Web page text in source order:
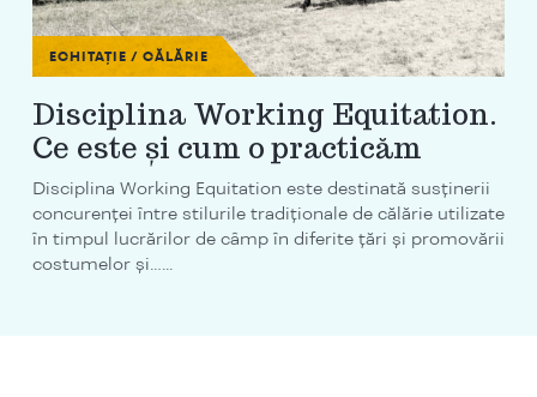
ECHITAȚIE / CĂLĂRIE
Disciplina Working Equitation.
Ce este și cum o practicăm
Disciplina Working Equitation este destinată susținerii
concurenței între stilurile tradiționale de călărie utilizate
în timpul lucrărilor de câmp în diferite țări și promovării
costumelor și…...